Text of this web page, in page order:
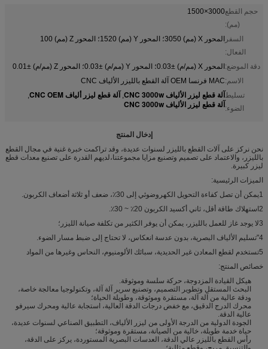
حجم القطع
(مم):
3000×1500
السفر
الفعال:
المحور X (مم) 3050؛ المحور Y (مم) 1520؛ المحور Z (مم) 100
دقة الموضع:المحور X (مم/م) ±0.03؛ المحور Y (مم/م) ±0.03؛ المحور Z (مم/م) ±0.01
الاسم:MAC فرنسا OEM آلة القطع بالليزر الألياف CNC
تسليط
الضوء:
آلة قطع ليزر الألياف CNC 3000w , آلة قطع ليزر ألياف CNC OEM ,
آلة قطع ليزر الألياف CNC 3000w
إدخال المنتج
نحن نركز على آلات القطع بالليزر لسنوات عديدة، وقد تراكمت خبرة غنية في مجال القطع
بالليزر، والاعتماد على تصميم وتصنيع مزايا مجموعتنا،لديهم القدرة على تصنيع معدات قطع
ليزر كبيرة.
الميزات الرئيسية:
1يمكن أن تصل كفاءة التحويل الكهروضوئي إلى 30٪، ضعف أو ثلاثة أضعاف الكربون.
2استهلاك طاقة أقل، ثاني أكسيد الكربون 20٪ ~ 30٪.
3لا يوجد غاز للعمل بالليزر، يمكن أن يوفر الكثير من تكلفة صيانة الليزر؛
4"تسليم الألياف البصرية، بدون عدسة انعكاس، لا تحتاج إلى ضبط مسار الضوء.
5تستخدم لقطع المعادن غير الحديدية، سبائك الألومنيوم، النحاس وغيرها من المواد
خصائص المنتج:
هيكل القيادة المزدوجة، حركة سلسة وموثوقة.
البحث المستقل وتطوير التصميم، وتصنيع سرير آلة آلة، وتكنولوجيا معالجة خاصة،
ودقة عالية من آلة آلة، مستقرة وموثوقة، وطويلة الحياة؛
محرك الدرج الدقيق، مع خفض درجات الدقة العالية، استجابة عالية ومحرك سيرفو
عالية الدقة.
الجودة الدولية من الدرجة الأولى من ليزر الألياف، التطبيق الصناعي لسنوات عديدة،
حياة خدمة طويلة، خالية من الصيانة، مستقرة وموثوقة؛
رأس القطع بالليزر عالي الدقة، العدسات البصرية المستوردة، يركز على الدقة،